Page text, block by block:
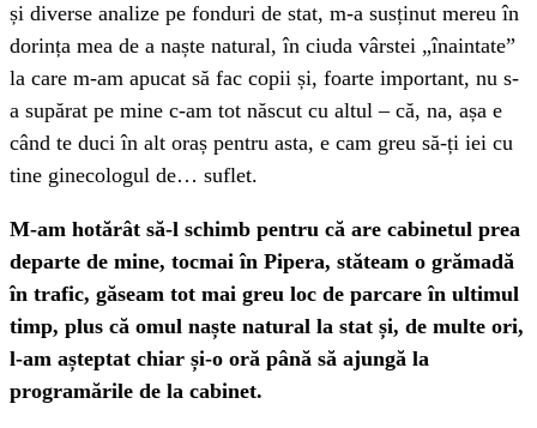
și diverse analize pe fonduri de stat, m-a susținut mereu în
dorința mea de a naște natural, în ciuda vârstei „înaintate”
la care m-am apucat să fac copii și, foarte important, nu s-
a supărat pe mine c-am tot născut cu altul – că, na, așa e
când te duci în alt oraș pentru asta, e cam greu să-ți iei cu
tine ginecologul de… suflet.
M-am hotărât să-l schimb pentru că are cabinetul prea
departe de mine, tocmai în Pipera, stăteam o grămadă
în trafic, găseam tot mai greu loc de parcare în ultimul
timp, plus că omul naște natural la stat și, de multe ori,
l-am așteptat chiar și-o oră până să ajungă la
programările de la cabinet.